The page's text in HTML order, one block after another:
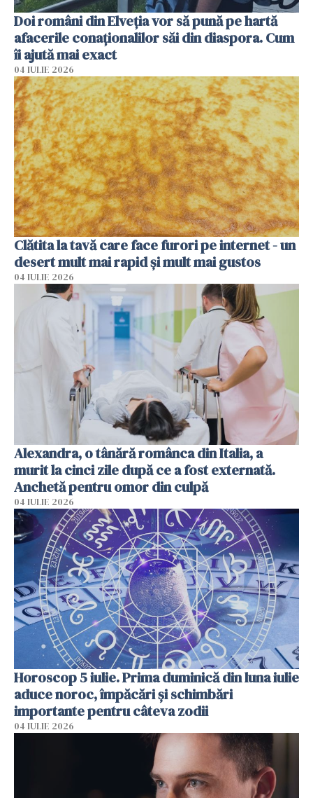
Doi români din Elveția vor să pună pe hartă
afacerile conaționalilor săi din diaspora. Cum
îi ajută mai exact
04 IULIE 2026
Clătita la tavă care face furori pe internet - un
desert mult mai rapid și mult mai gustos
04 IULIE 2026
Alexandra, o tânără românca din Italia, a
murit la cinci zile după ce a fost externată.
Anchetă pentru omor din culpă
04 IULIE 2026
Horoscop 5 iulie. Prima duminică din luna iulie
aduce noroc, împăcări și schimbări
importante pentru câteva zodii
04 IULIE 2026